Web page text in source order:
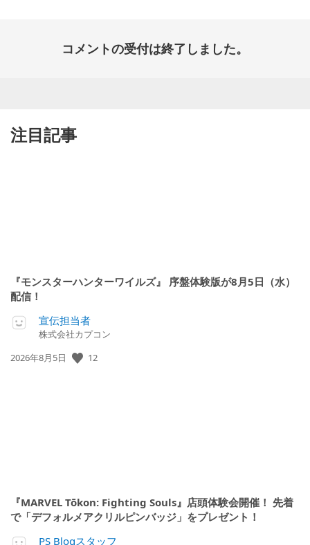
コメントの受付は終了しました。
注目記事
『モンスターハンターワイルズ』 序盤体験版が8月5日（水）
配信！
宣伝担当者
株式会社カプコン
公
2026年8月5日 12
『MARVEL Tōkon: Fighting Souls』店頭体験会開催！ 先着
で「デフォルメアクリルピンバッジ」をプレゼント！
PS Blogスタッフ